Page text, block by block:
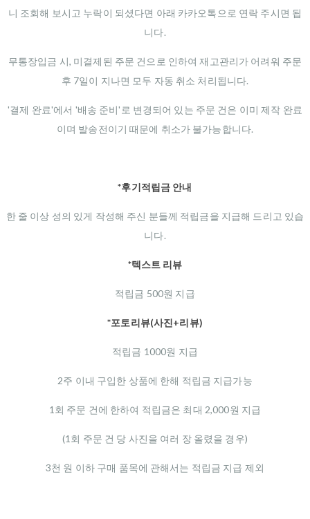
니 조회해 보시고 누락이 되셨다면 아래 카카오톡으로 연락 주시면 됩
니다.
무통장입금 시, 미결제된 주문 건으로 인하여 재고관리가 어려워 주문
후 7일이 지나면 모두 자동 취소 처리됩니다.
'결제 완료'에서 '배송 준비'로 변경되어 있는 주문 건은 이미 제작 완료
이며 발송전이기 때문에 취소가 불가능합니다.
*후기적립금 안내
한 줄 이상 성의 있게 작성해 주신 분들께 적립금을 지급해 드리고 있습
니다.
*텍스트 리뷰
적립금 500원 지급
*포토리뷰(사진+리뷰)
적립금 1000원 지급
2주 이내 구입한 상품에 한해 적립금 지급가능
1회 주문 건에 한하여 적립금은 최대 2,000원 지급
(1회 주문 건 당 사진을 여러 장 올렸을 경우)
3천 원 이하 구매 품목에 관해서는 적립금 지급 제외